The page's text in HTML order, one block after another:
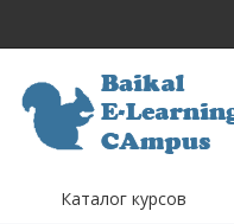
Каталог курсов